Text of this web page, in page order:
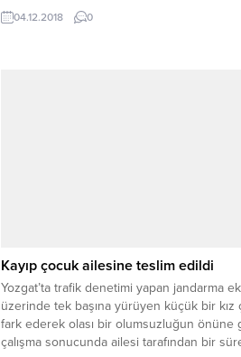
04.12.2018 0
Kayıp çocuk ailesine teslim edildi
Yozgat’ta trafik denetimi yapan jandarma
üzerinde tek başına yürüyen küçük bir kız
fark ederek olası bir olumsuzluğun önüne
çalışma sonucunda ailesi tarafından bir